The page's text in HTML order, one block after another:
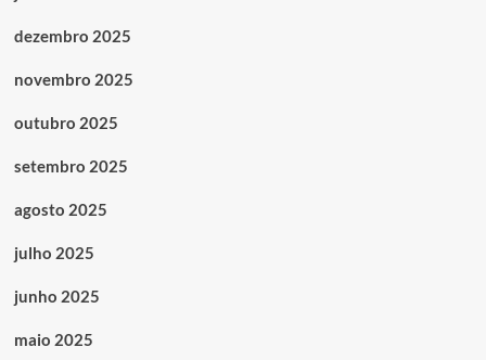
dezembro 2025
novembro 2025
outubro 2025
setembro 2025
agosto 2025
julho 2025
junho 2025
maio 2025